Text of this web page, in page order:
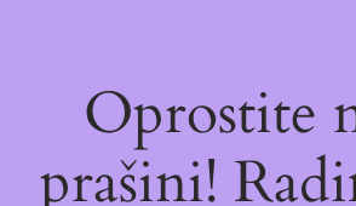
Oprostite
prašini!